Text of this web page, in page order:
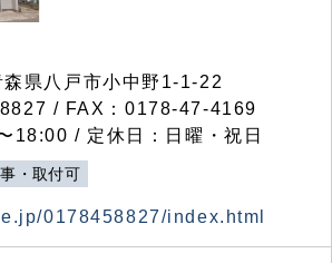
県八戸市小中野1-1-22
/ FAX：0178-47-4169
18:00 / 定休日：日曜・祝日
・取付可
0178458827/index.html